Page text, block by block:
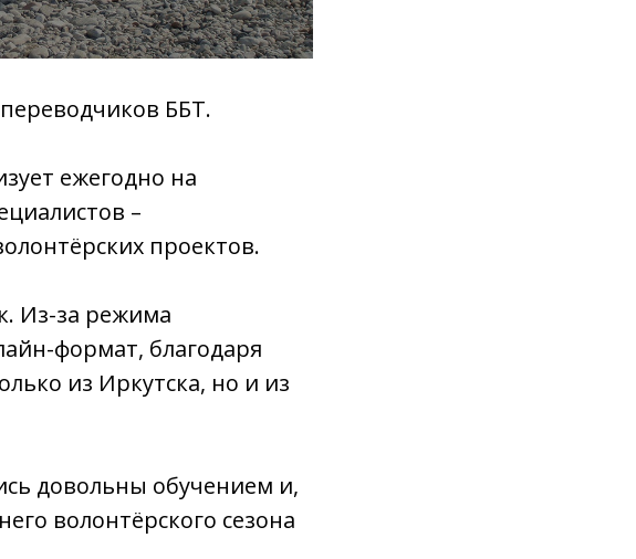
ББТ.
ежегодно на
–
проектов.
Из-за режима
формат, благодаря
из Иркутска, но и из
довольны обучением и,
волонтёрского сезона